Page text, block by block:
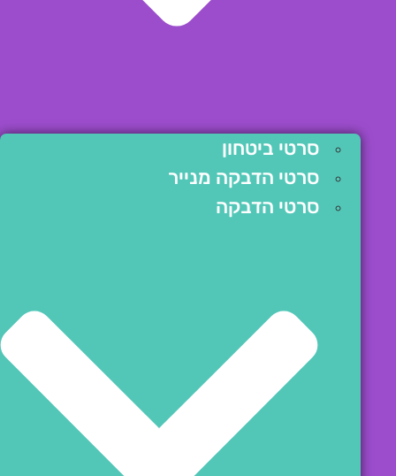
סרטי ביטחון
סרטי הדבקה מנייר
סרטי הדבקה